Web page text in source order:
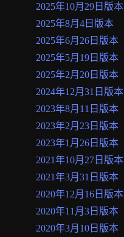
2025年10月29日版本
2025年8月4日版本
2025年6月26日版本
2025年5月19日版本
2025年2月20日版本
2024年12月31日版本
2023年8月11日版本
2023年2月23日版本
2023年1月26日版本
2021年10月27日版本
2021年3月31日版本
2020年12月16日版本
2020年11月3日版本
2020年3月10日版本